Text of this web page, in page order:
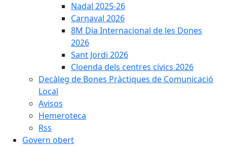
Nadal 2025-26
Carnaval 2026
8M Dia Internacional de les Dones
2026
Sant Jordi 2026
Cloenda dels centres cívics 2026
Decàleg de Bones Pràctiques de Comunicació
Local
Avisos
Hemeroteca
Rss
Govern obert